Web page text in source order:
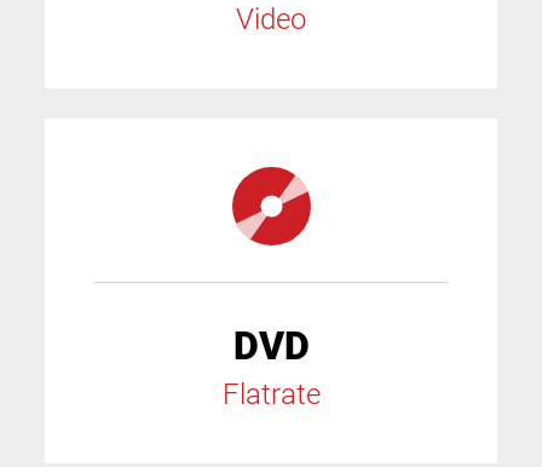
Video
DVD
Flatrate